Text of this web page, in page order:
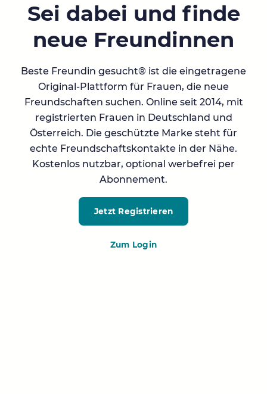
Sei dabei und finde
neue Freundinnen
Beste Freundin gesucht® ist die eingetragene
Original-Plattform für Frauen, die neue
Freundschaften suchen. Online seit 2014, mit
registrierten Frauen in Deutschland und
Österreich. Die geschützte Marke steht für
echte Freundschaftskontakte in der Nähe.
Kostenlos nutzbar, optional werbefrei per
Abonnement.
Jetzt Registrieren
Zum Login